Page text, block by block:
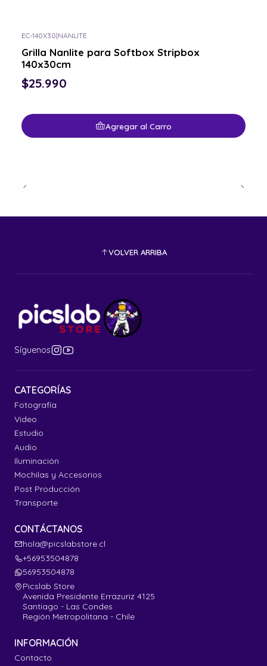
EC-140X30|NANLITE
Grilla Nanlite para Softbox Stripbox
140x30cm
$25.990
Agregar al Carro
VOLVER ARRIBA
Síguenos
CATEGORÍAS
Fotografía
Video
Estudio
Audio
Iluminación
Mochilas y Accesorios
Post Producción
Transporte
CONTÁCTANOS
hola@picslabstore.cl
+56953504878
56953504878
Picslab Store
Avenida Presidente Errazuriz 4125
Santiago - Las Condes
Región Metropolitana - Chile
INFORMACIÓN
Contacto